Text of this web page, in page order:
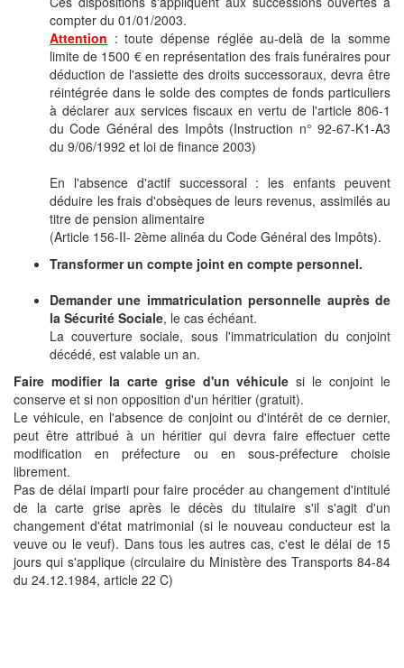
compter du 01/01/2003.
Attention : toute dépense réglée au-delà de la somme
limite de 1500 € en représentation des frais funéraires pour
déduction de l'assiette des droits successoraux, devra être
réintégrée dans le solde des comptes de fonds particuliers
à déclarer aux services fiscaux en vertu de l'article 806-1
du Code Général des Impôts (Instruction n° 92-67-K1-A3
du 9/06/1992 et loi de finance 2003)
En l'absence d'actif successoral : les enfants peuvent
déduire les frais d'obsèques de leurs revenus, assimilés au
titre de pension alimentaire
(Article 156-II- 2ème alinéa du Code Général des Impôts).
Transformer un compte joint en compte personnel.
Demander une immatriculation personnelle auprès de
la Sécurité Sociale, le cas échéant.
La couverture sociale, sous l'immatriculation du conjoint
décédé, est valable un an.
Faire modifier la carte grise d'un véhicule si le conjoint le
conserve et si non opposition d'un héritier (gratuit).
Le véhicule, en l'absence de conjoint ou d'intérêt de ce dernier,
peut être attribué à un héritier qui devra faire effectuer cette
modification en préfecture ou en sous-préfecture choisie
librement.
Pas de délai imparti pour faire procéder au changement d'intitulé
de la carte grise après le décès du titulaire s'il s'agit d'un
changement d'état matrimonial (si le nouveau conducteur est la
veuve ou le veuf). Dans tous les autres cas, c'est le délai de 15
jours qui s'applique (circulaire du Ministère des Transports 84-84
du 24.12.1984, article 22 C)